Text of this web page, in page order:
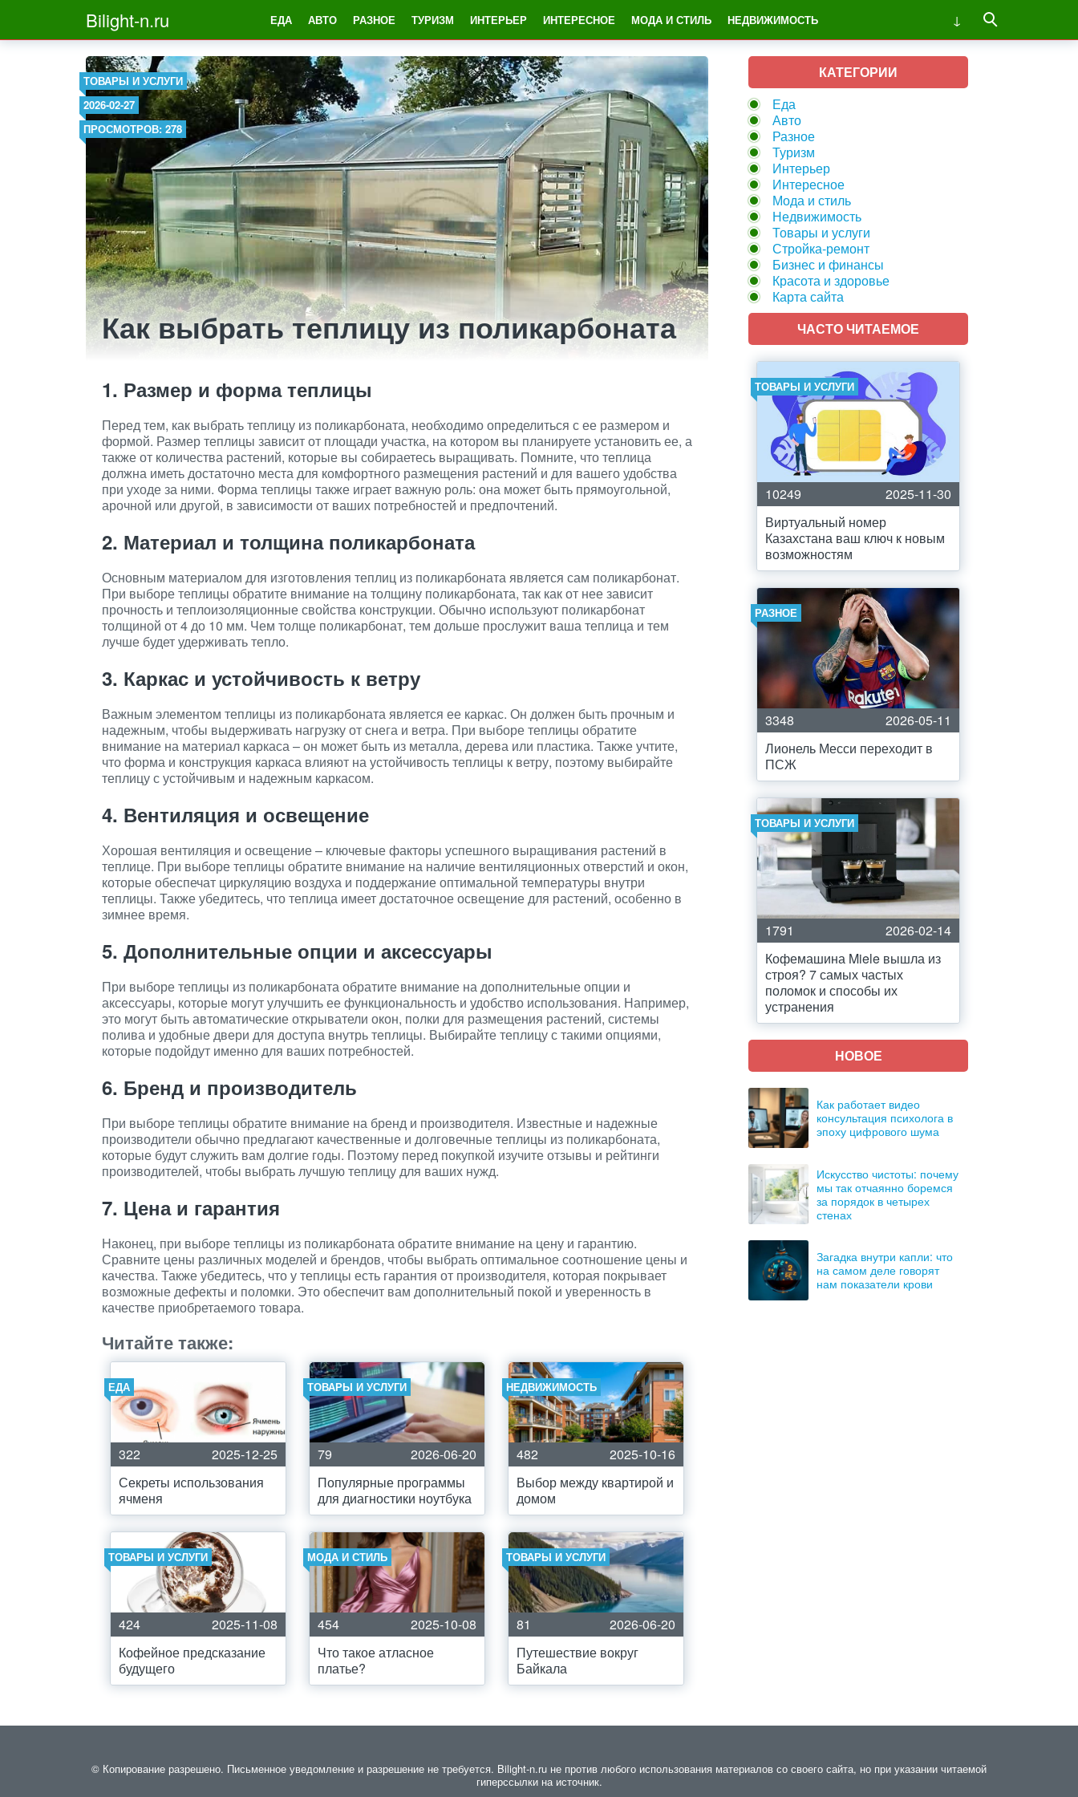
Bilight-n.ru ЕДА АВТО РАЗНОЕ ТУРИЗМ ИНТЕРЬЕР ИНТЕРЕСНОЕ МОДА И СТИЛЬ НЕДВИЖИМОСТЬ
ТОВАРЫ И УСЛУГИ
2026-02-27
ПРОСМОТРОВ: 278
Как выбрать теплицу из поликарбоната
1. Размер и форма теплицы
Перед тем, как выбрать теплицу из поликарбоната, необходимо определиться с ее размером и
формой. Размер теплицы зависит от площади участка, на котором вы планируете установить ее, а
также от количества растений, которые вы собираетесь выращивать. Помните, что теплица
должна иметь достаточно места для комфортного размещения растений и для вашего удобства
при уходе за ними. Форма теплицы также играет важную роль: она может быть прямоугольной,
арочной или другой, в зависимости от ваших потребностей и предпочтений.
2. Материал и толщина поликарбоната
Основным материалом для изготовления теплиц из поликарбоната является сам поликарбонат.
При выборе теплицы обратите внимание на толщину поликарбоната, так как от нее зависит
прочность и теплоизоляционные свойства конструкции. Обычно используют поликарбонат
толщиной от 4 до 10 мм. Чем толще поликарбонат, тем дольше прослужит ваша теплица и тем
лучше будет удерживать тепло.
3. Каркас и устойчивость к ветру
Важным элементом теплицы из поликарбоната является ее каркас. Он должен быть прочным и
надежным, чтобы выдерживать нагрузку от снега и ветра. При выборе теплицы обратите
внимание на материал каркаса – он может быть из металла, дерева или пластика. Также учтите,
что форма и конструкция каркаса влияют на устойчивость теплицы к ветру, поэтому выбирайте
теплицу с устойчивым и надежным каркасом.
4. Вентиляция и освещение
Хорошая вентиляция и освещение – ключевые факторы успешного выращивания растений в
теплице. При выборе теплицы обратите внимание на наличие вентиляционных отверстий и окон,
которые обеспечат циркуляцию воздуха и поддержание оптимальной температуры внутри
теплицы. Также убедитесь, что теплица имеет достаточное освещение для растений, особенно в
зимнее время.
5. Дополнительные опции и аксессуары
При выборе теплицы из поликарбоната обратите внимание на дополнительные опции и
аксессуары, которые могут улучшить ее функциональность и удобство использования. Например,
это могут быть автоматические открыватели окон, полки для размещения растений, системы
полива и удобные двери для доступа внутрь теплицы. Выбирайте теплицу с такими опциями,
которые подойдут именно для ваших потребностей.
6. Бренд и производитель
При выборе теплицы обратите внимание на бренд и производителя. Известные и надежные
производители обычно предлагают качественные и долговечные теплицы из поликарбоната,
которые будут служить вам долгие годы. Поэтому перед покупкой изучите отзывы и рейтинги
производителей, чтобы выбрать лучшую теплицу для ваших нужд.
7. Цена и гарантия
Наконец, при выборе теплицы из поликарбоната обратите внимание на цену и гарантию.
Сравните цены различных моделей и брендов, чтобы выбрать оптимальное соотношение цены и
качества. Также убедитесь, что у теплицы есть гарантия от производителя, которая покрывает
возможные дефекты и поломки. Это обеспечит вам дополнительный покой и уверенность в
качестве приобретаемого товара.
Читайте также:
ЕДА
322
2025-12-25
Секреты использования
ячменя
ТОВАРЫ И УСЛУГИ
79
2026-06-20
Популярные программы
для диагностики ноутбука
НЕДВИЖИМОСТЬ
482
2025-10-16
Выбор между квартирой и
домом
ТОВАРЫ И УСЛУГИ
424
2025-11-08
Кофейное предсказание
будущего
МОДА И СТИЛЬ
454
2025-10-08
Что такое атласное
платье?
ТОВАРЫ И УСЛУГИ
81
2026-06-20
Путешествие вокруг
Байкала
КАТЕГОРИИ
Еда
Авто
Разное
Туризм
Интерьер
Интересное
Мода и стиль
Недвижимость
Товары и услуги
Стройка-ремонт
Бизнес и финансы
Красота и здоровье
Карта сайта
ЧАСТО ЧИТАЕМОЕ
ТОВАРЫ И УСЛУГИ
10249
2025-11-30
Виртуальный номер
Казахстана ваш ключ к новым
возможностям
РАЗНОЕ
3348
2026-05-11
Лионель Месси переходит в
ПСЖ
ТОВАРЫ И УСЛУГИ
1791
2026-02-14
Кофемашина Miele вышла из
строя? 7 самых частых
поломок и способы их
устранения
НОВОЕ
Как работает видео
консультация психолога в
эпоху цифрового шума
Искусство чистоты: почему
мы так отчаянно боремся
за порядок в четырех
стенах
Загадка внутри капли: что
на самом деле говорят
нам показатели крови
© Копирование разрешено. Письменное уведомление и разрешение не требуется. Bilight-n.ru не против любого использования материалов со своего сайта, но при указании читаемой
гиперссылки на источник.